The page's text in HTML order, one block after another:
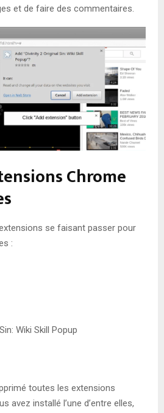
et de faire des commentaires.
Chrome
se faisant passer pour
:
Wiki Skill Popup
toutes les extensions
avez installé l’une d’entre elles,